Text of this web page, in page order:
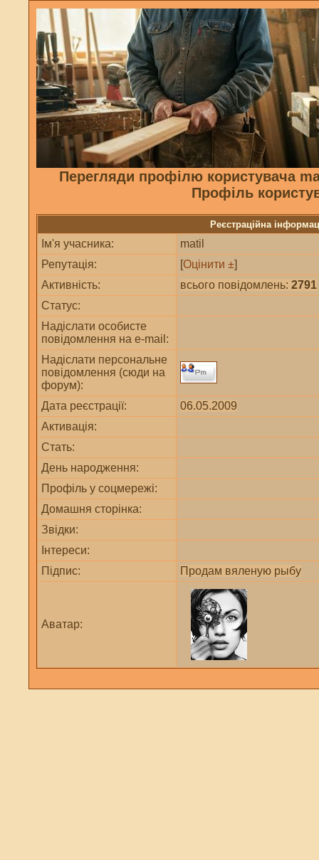
Перегляди профілю користувача
Профіль
Реєстраційна
Ім'я учасника:
matil
Репутація:
[Оцінити ±]
Активність:
всього повідомлень:2791
Статус:
Надіслати особисте
повідомлення на e-mail:
Надіслати персональне
повідомлення (сюди на
форум):
Дата реєстрації:
06.05.2009
Активація:
Стать:
День народження:
Профіль у соцмережі:
Домашня сторінка:
Звідки:
Інтереси:
Підпис:
Продам вяленую рыбу
Аватар: